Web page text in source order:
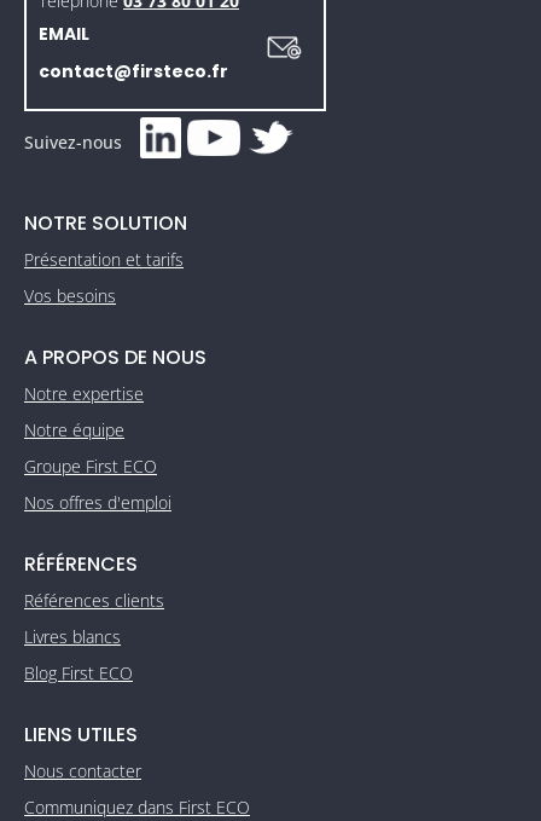
EMAIL
contact@firsteco.fr
Suivez-nous
NOTRE SOLUTION
Présentation et tarifs
Vos besoins
A PROPOS DE NOUS
Notre expertise
Notre équipe
Groupe First ECO
Nos offres d'emploi
RÉFÉRENCES
Références clients
Livres blancs
Blog First ECO
LIENS UTILES
Nous contacter
Communiquez dans First ECO